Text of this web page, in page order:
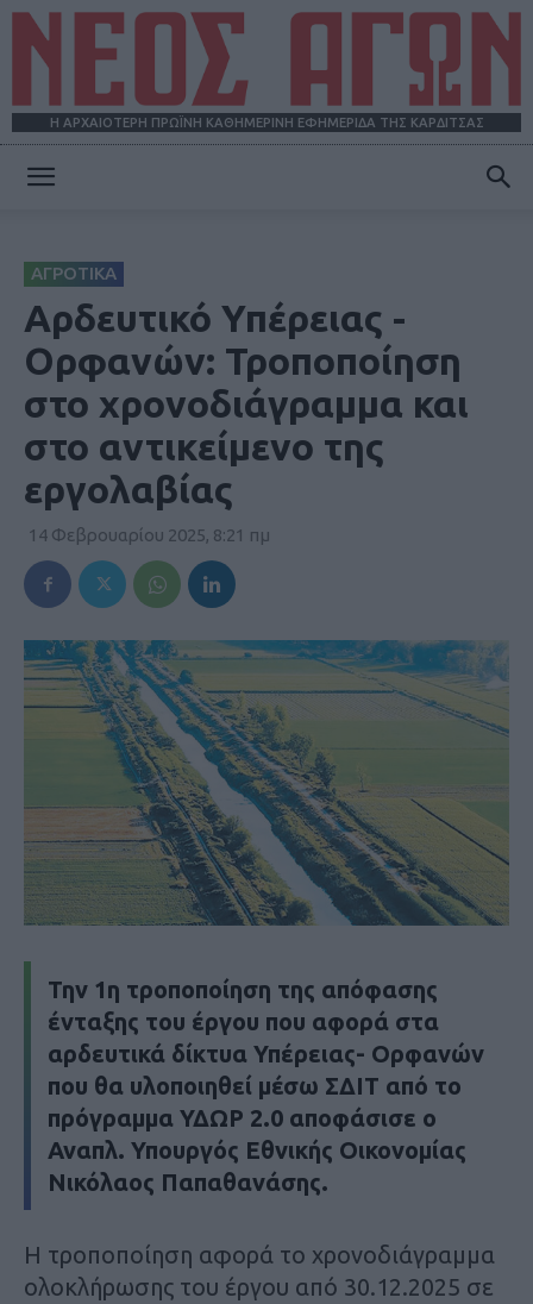
Η ΑΡΧΑΙΟΤΕΡΗ ΠΡΩΪΝΗ ΚΑΘΗΜΕΡΙΝΗ ΕΦΗΜΕΡΙΔΑ ΤΗΣ ΚΑΡΔΙΤΣΑΣ
ΑΓΡΟΤΙΚΑ
Αρδευτικό Υπέρειας -
Ορφανών: Τροποποίηση
στο χρονοδιάγραμμα και
στο αντικείμενο της
εργολαβίας
14 Φεβρουαρίου 2025, 8:21 πμ
Την 1η τροποποίηση της απόφασης
ένταξης του έργου που αφορά στα
αρδευτικά δίκτυα Υπέρειας- Ορφανών
που θα υλοποιηθεί μέσω ΣΔΙΤ από το
πρόγραμμα ΥΔΩΡ 2.0 αποφάσισε ο
Αναπλ. Υπουργός Εθνικής Οικονομίας
Νικόλαος Παπαθανάσης.
Η τροποποίηση αφορά το χρονοδιάγραμμα
ολοκλήρωσης του έργου από 30.12.2025 σε